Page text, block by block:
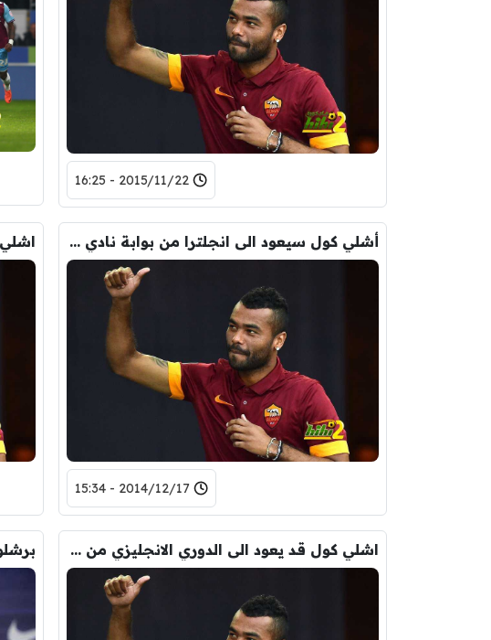
2015/11/22 - 16:25
أشلي كول سيعود الى انجلترا من بوابة نادي جديد
2014/12/17 - 15:34
اشلي كول قد يعود الى الدوري الانجليزي من جديد ومن بوابة فريق عريق